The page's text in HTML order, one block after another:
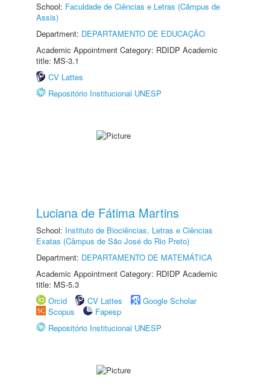
School: Faculdade de Ciências e Letras (Câmpus de
Assis)
Department: DEPARTAMENTO DE EDUCAÇÃO
Academic Appointment Category: RDIDP Academic
title: MS-3.1
CV Lattes
Repositório Institucional UNESP
Luciana de Fátima Martins
School: Instituto de Biociências, Letras e Ciências
Exatas (Câmpus de São José do Rio Preto)
Department: DEPARTAMENTO DE MATEMÁTICA
Academic Appointment Category: RDIDP Academic
title: MS-5.3
Orcid
CV Lattes
Google Scholar
Scopus
Fapesp
Repositório Institucional UNESP